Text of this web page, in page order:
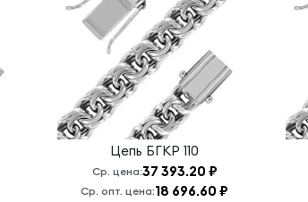
Цепь БГКР 110
Ср. цена:37 393.20 ₽
Ср. опт. цена:18 696.60 ₽